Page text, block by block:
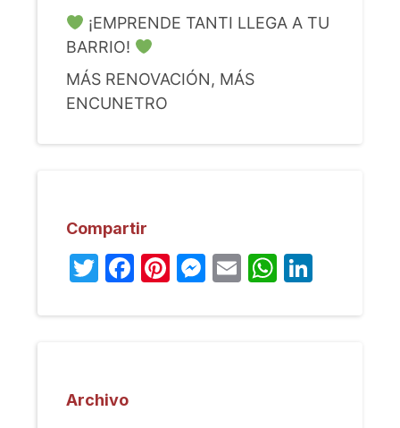
¡EMPRENDE TANTI LLEGA A TU
BARRIO!
MÁS RENOVACIÓN, MÁS
ENCUNETRO
Compartir
Twitter
Facebook
Pinterest
Messenger
Email
Archivo